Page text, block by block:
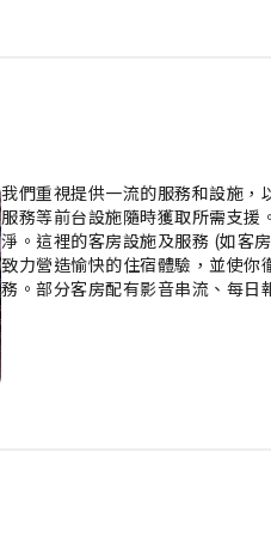
我們重視提供一流的服務和設施，
服務等前台設施隨時獲取所需支
淨。這裡的客房設施及服務 (如客
致力營造愉快的住宿體驗，並使
務。部分客房配有影音串流、每日
或濃茶易如反掌。部分客房的浴